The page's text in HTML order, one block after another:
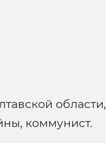
области,
коммунист.